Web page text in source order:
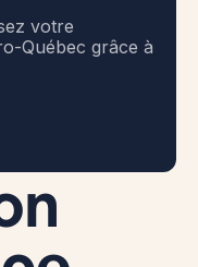
votre
Québec grâce à